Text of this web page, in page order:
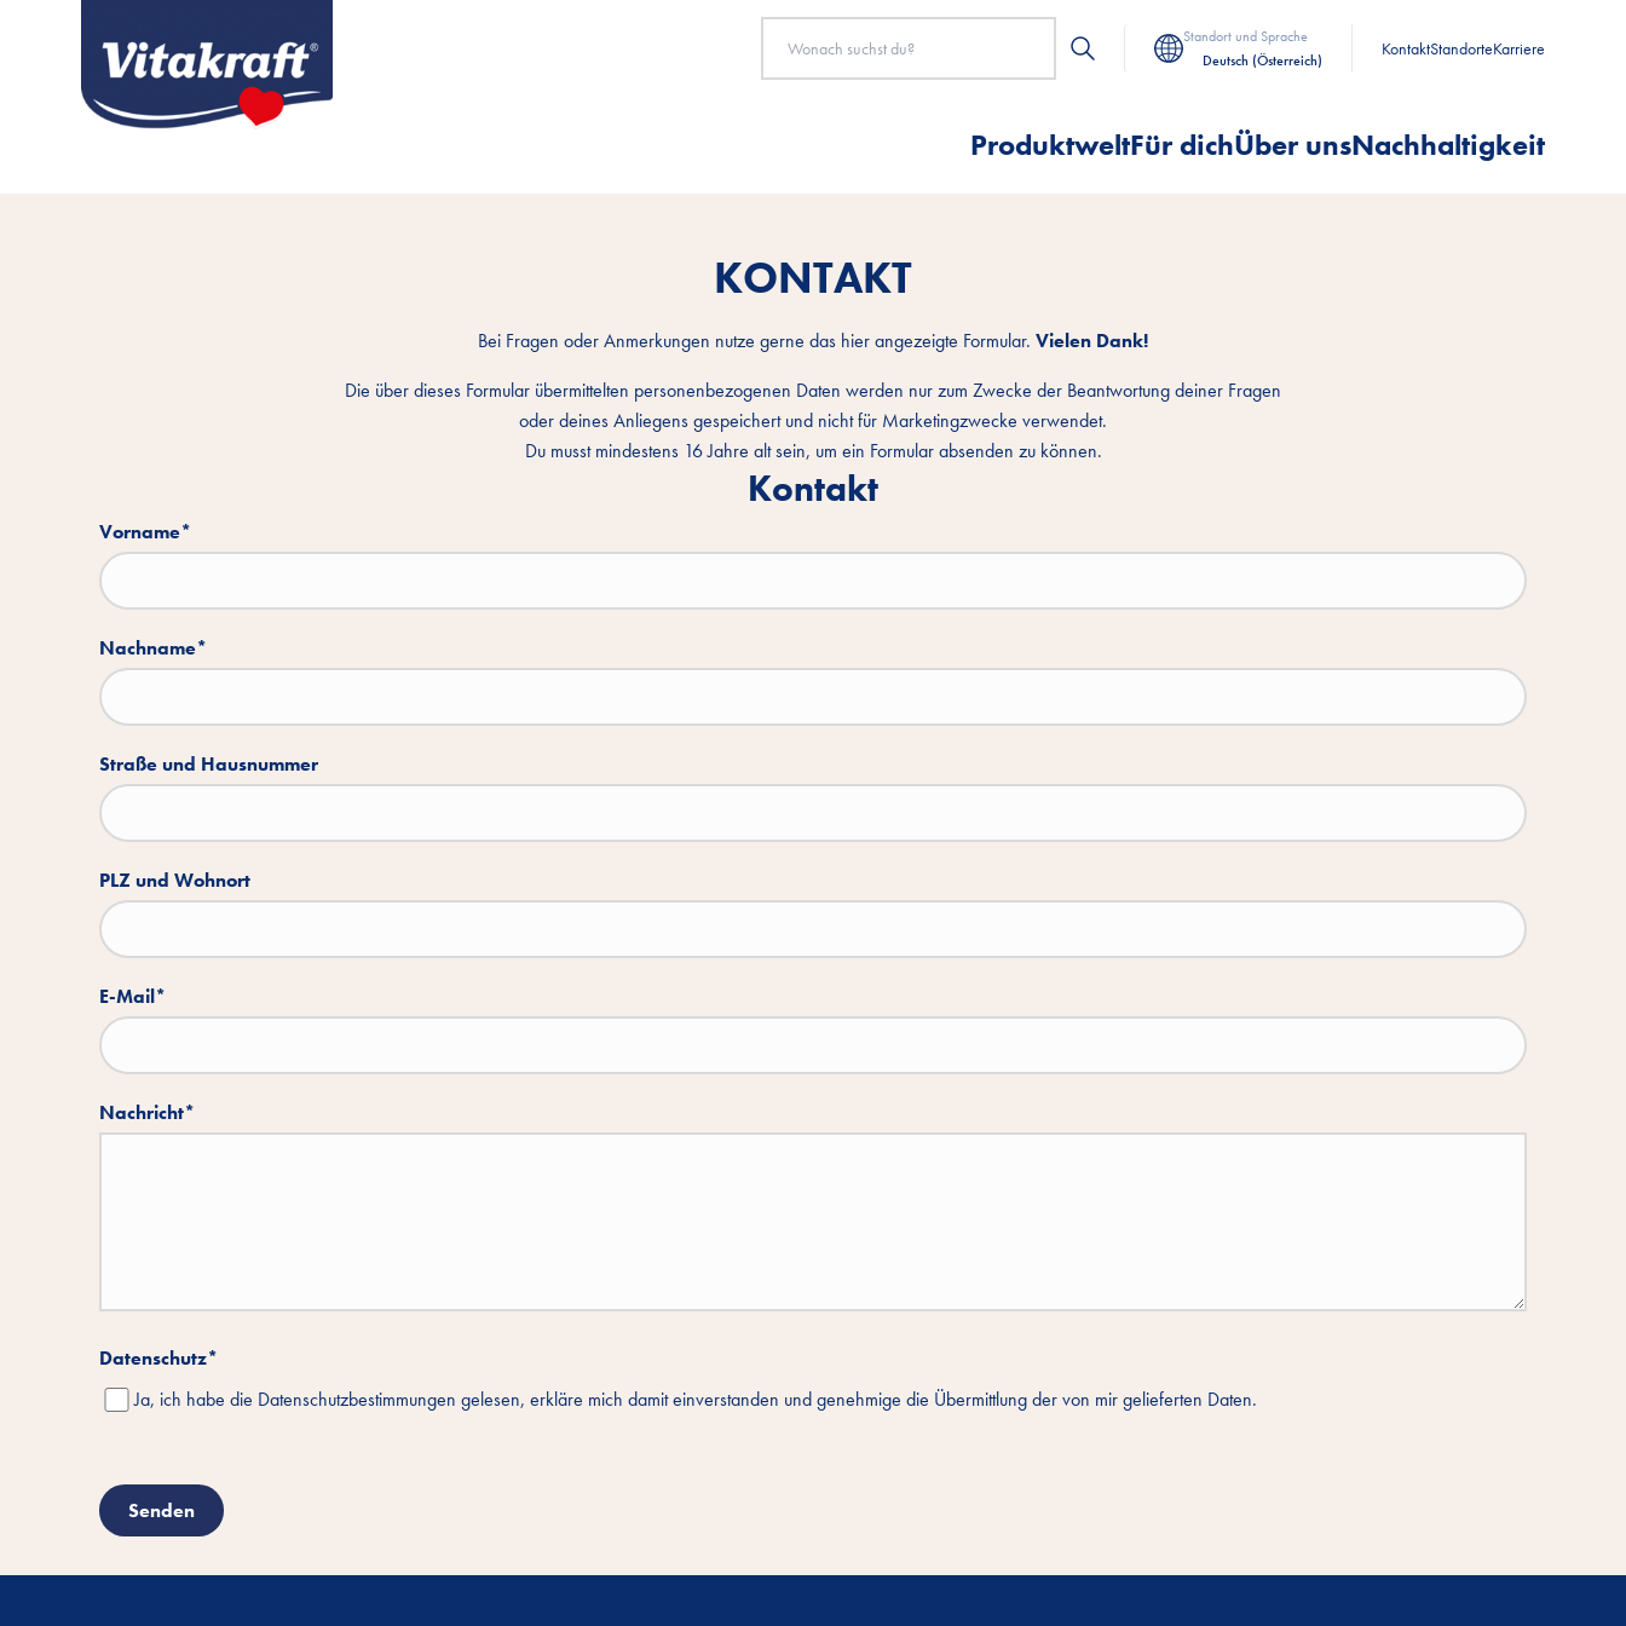
Standort und Sprache
Deutsch (Österreich)
KontaktStandorteKarriere
ProduktweltFür dichÜber unsNachhaltigkeit
KONTAKT
Bei Fragen oder Anmerkungen nutze gerne das hier angezeigte Formular. Vielen Dank!
Die über dieses Formular übermittelten personenbezogenen Daten werden nur zum Zwecke der Beantwortung deiner Fragen
oder deines Anliegens gespeichert und nicht für Marketingzwecke verwendet.
Du musst mindestens 16 Jahre alt sein, um ein Formular absenden zu können.
Kontakt
Vorname*
Nachname*
Straße und Hausnummer
PLZ und Wohnort
E-Mail*
Nachricht*
Datenschutz*
Ja, ich habe die Datenschutzbestimmungen gelesen, erkläre mich damit einverstanden und genehmige die Übermittlung der von mir gelieferten Daten.